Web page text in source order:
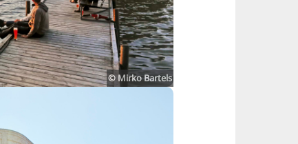
© Mirko Bartels